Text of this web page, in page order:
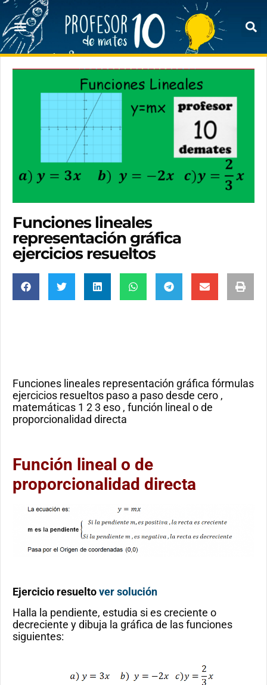
Funciones lineales
representación gráfica
ejercicios resueltos
Funciones lineales representación gráfica fórmulas
ejercicios resueltos paso a paso desde cero ,
matemáticas 1 2 3 eso , función lineal o de
proporcionalidad directa
Función lineal o de
proporcionalidad directa
Ejercicio resueltover solución
Halla la pendiente, estudia si es creciente o
decreciente y dibuja la gráfica de las funciones
siguientes: